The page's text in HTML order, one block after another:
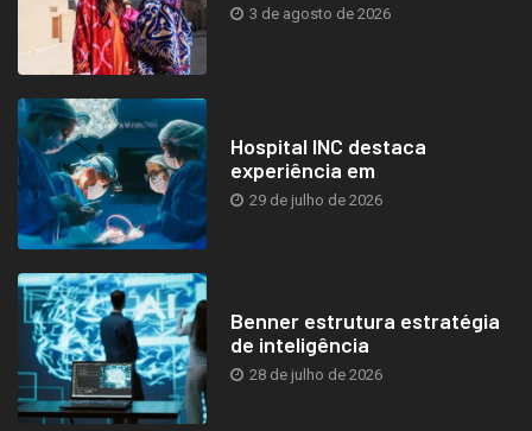
3 de agosto de 2026
Hospital INC destaca
experiência em
29 de julho de 2026
Benner estrutura estratégia
de inteligência
28 de julho de 2026